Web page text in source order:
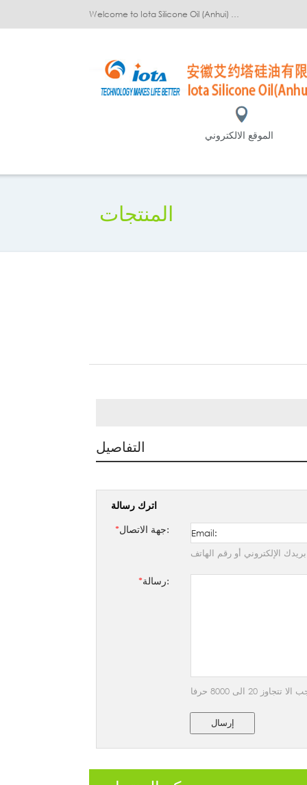
Welcome to Iota Silicone Oil (Anhui) Co., Ltd.!
المنتجات
التفاصيل
اترك رسالة
*
جهة الاتصال:
الإلكتروني أو رقم الهاتف
* رسالة:
الى 8000 حرفا
إرسال